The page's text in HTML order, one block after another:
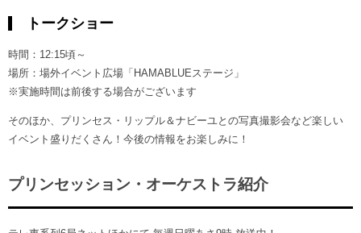
トークショー
時間：12:15頃～
場所：場外イベント広場「HAMABLUEステージ」
※実施時間は前後する場合がございます
そのほか、プリンセス・リップル＆ナビーユとの写真撮影会など楽しい
イベント盛りだくさん！今後の情報をお楽しみに！
プリンセッション・オーケストラ紹介